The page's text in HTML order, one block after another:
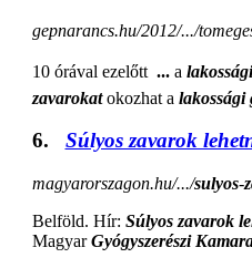
gepnarancs.hu/2012/.../
10 órával ezelőtt  ...a
zavarokatokozhat a lakossági
6. Súlyos zavarok
magyarorszagon.hu/.../sulyos-
Belföld. Hír: Súlyos zavarok
MagyarGyógyszerészi